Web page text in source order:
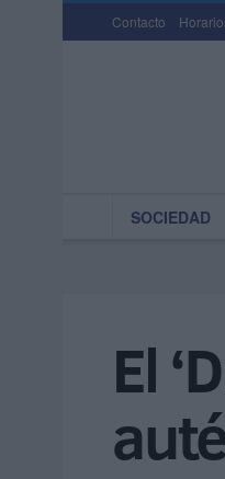
Contacto
SOCIEDAD
El